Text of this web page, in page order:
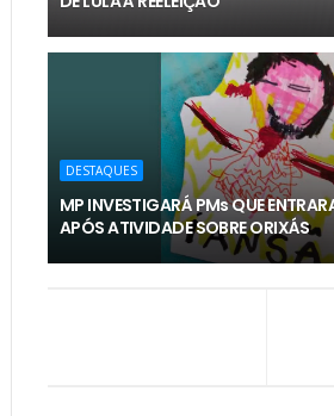
DESTAQUES
MP INVESTIGARÁ PMs QUE
APÓS ATIVIDADE SOBRE ORIXÁS